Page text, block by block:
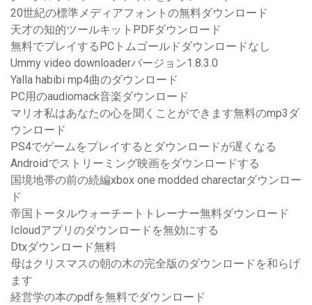
20世紀の標準メディアフォントの無料ダウンロード
天才の知的ツールキットPDFダウンロード
無料でプレイするPCトムゴールドダウンロードなし
Ummy video downloaderバージョン1.8.3.0
Yalla habibi mp4曲のダウンロード
PC用のaudiomack音楽ダウンロード
マリオ私はあなたの心を聞くことができます無料のmp3ダ
ウンロード
PS4でゲームをプレイするとダウンロードが遅くなる
Androidでストリーミング映画をダウンロードする
国境地帯の前の続編xbox one modded charectarダウンロー
ド
帝国トータルウォーチートトレーナー無料ダウンロード
Icloudアプリのダウンロードを無効にする
Dtxダウンロード無料
母はクリスマスの朝の木の完全版のダウンロードを和らげ
ます
経営学の本のpdfを無料でダウンロード